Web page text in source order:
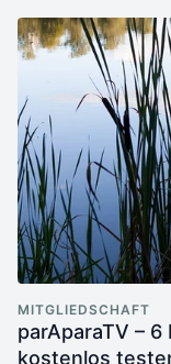
MITGLIEDSCHAFT
parAparaTV –
kostenlos